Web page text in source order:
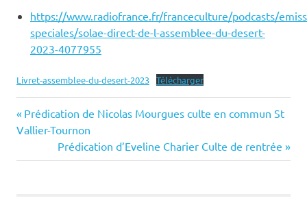
et
Tain
sur
Rhône
l'Hermitage
https://www.radiofrance.fr/franceculture/podcasts/
speciales/solae-direct-de-l-assemblee-du-desert-
2023-4077955
Livret-assemblee-du-desert-2023 Télécharger
Navigation
Previous
Post:
Prédication de Nicolas Mourgues culte en commun St
Vallier-Tournon
Next
Post:
Prédication d’Eveline Charier Culte de rentrée